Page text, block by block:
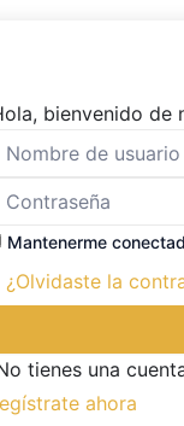
bienvenido de
Mantenerme
¿Olvidaste la
tienes una
ahora